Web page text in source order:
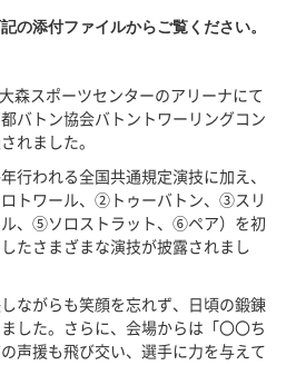
の添付ファイルからご覧ください。
森スポーツセンターのアリーナにて
バトン協会バトントワーリングコン
れました。
行われる全国共通規定演技に加え、
トワール、②トゥーバトン、③スリ
、⑤ソロストラット、⑥ペア）を初
たさまざまな演技が披露されまし
ながらも笑顔を忘れず、日頃の鍛錬
した。さらに、会場からは「〇〇ち
声援も飛び交い、選手に力を与えて